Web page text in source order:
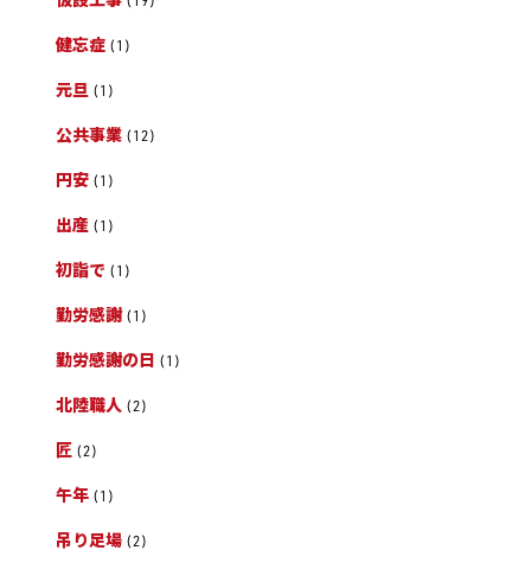
健忘症 (1)
元旦 (1)
公共事業 (12)
円安 (1)
出産 (1)
初詣で (1)
勤労感謝(1)
勤労感謝の日 (1)
北陸職人 (2)
匠 (2)
午年 (1)
吊り足場 (2)